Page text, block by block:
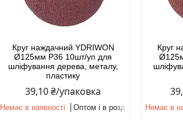
Круг наждачний YDRIWON
Ø125мм P36 10шт/уп для
шліфування дерева, металу,
пластику
39,10 ₴/упаковка
Немає в наявності Оптом і в роздріб
Круг
Немає в